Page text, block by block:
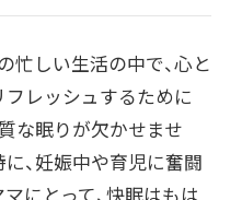
忙しい生活の中で、心と
フレッシュするために
質な眠りが欠かせませ
に、妊娠中や育児に奮闘
にとって、快眠はもは